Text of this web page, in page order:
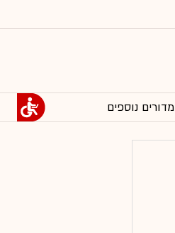
מדורים נוספים